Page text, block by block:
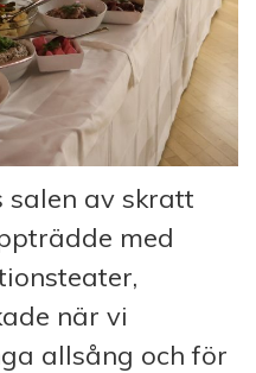
salen av skratt
med
när vi
allsång och för